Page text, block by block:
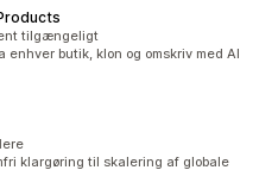
tilgængeligt
enhver butik, klon og omskriv med AI
klargøring til skalering af globale